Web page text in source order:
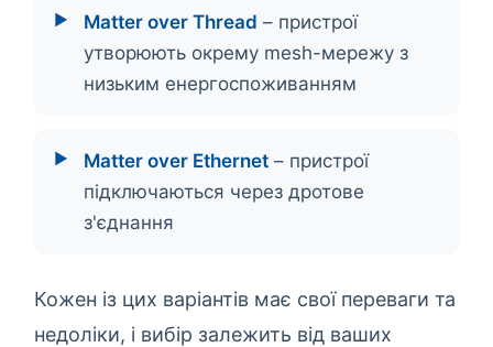
Matter over Thread – пристрої
утворюють окрему mesh-мережу з
низьким енергоспоживанням
Matter over Ethernet – пристрої
підключаються через дротове
з'єднання
Кожен із цих варіантів має свої переваги та
недоліки, і вибір залежить від ваших